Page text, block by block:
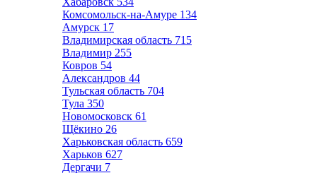
Комсомольск-на-Амуре 134
Амурск 17
Владимирская область 715
Владимир 255
Ковров 54
Александров 44
Тульская область 704
Тула 350
Новомосковск 61
Щёкино 26
Харьковская область 659
Харьков 627
Дергачи 7